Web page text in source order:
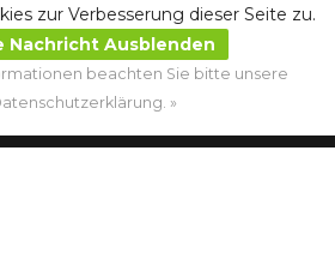
auf den sozialen Medien
zur Verbesserung dieser Seite zu.
Nachricht Ausblenden
beachten Sie bitte unsere
»